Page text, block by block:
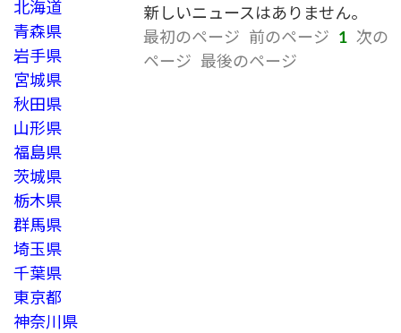
北海道
青森県
岩手県
宮城県
秋田県
山形県
福島県
茨城県
栃木県
群馬県
埼玉県
千葉県
東京都
神奈川県
新しいニュースはありません。
最初のページ
前のページ 1 次の
ページ
最後のページ